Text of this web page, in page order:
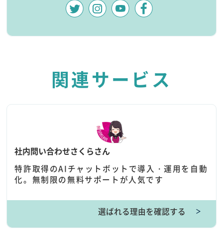
関連サービス
社内問い合わせさくらさん
特許取得のAIチャットボットで導入・運用を自動
化。無制限の無料サポートが人気です
選ばれる理由を確認する ＞